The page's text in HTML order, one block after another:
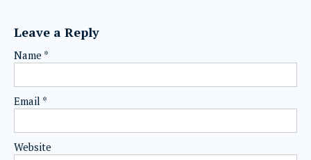
Leave a Reply
Name *
Email *
Website